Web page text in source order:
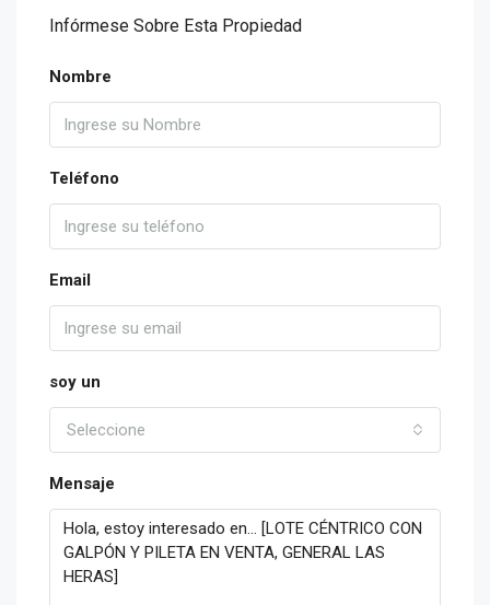
Infórmese Sobre Esta Propiedad
Nombre
Teléfono
Email
soy un
Seleccione
Mensaje